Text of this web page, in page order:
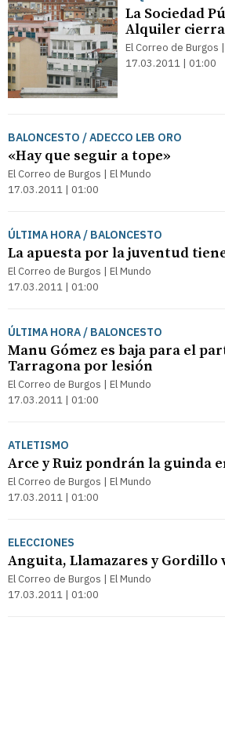
La Sociedad
Alquiler
El Correo de Burgos
17.03.2011 | 01:00
BALONCESTO / ADECCO LEB ORO
«Hay que seguir a tope»
El Correo de Burgos | El Mundo
17.03.2011 | 01:00
ÚLTIMA HORA / BALONCESTO
La apuesta por la juventud
El Correo de Burgos | El Mundo
17.03.2011 | 01:00
ÚLTIMA HORA / BALONCESTO
Manu Gómez es baja para el
Tarragona por lesión
El Correo de Burgos | El Mundo
17.03.2011 | 01:00
ATLETISMO
Arce y Ruiz pondrán la guinda
El Correo de Burgos | El Mundo
17.03.2011 | 01:00
ELECCIONES
Anguita, Llamazares y Gordillo
El Correo de Burgos | El Mundo
17.03.2011 | 01:00